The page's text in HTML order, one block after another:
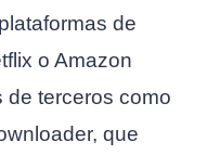
de
o Amazon
de terceros como
que